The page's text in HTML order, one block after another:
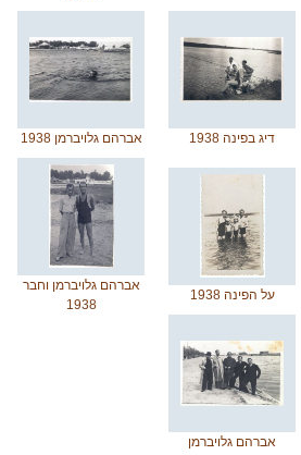
דיג בפינה 1938 אברהם גלויברמן 1938
על הפינה 1938
אברהם גלויברמן וחבר
1938
אברהם גלויברמן